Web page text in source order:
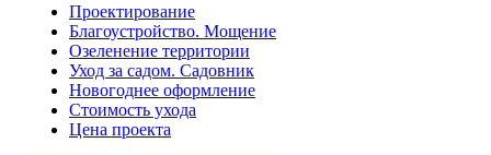
Проектирование
Благоустройство. Мощение
Озеленение территории
Уход за садом. Садовник
Новогоднее оформление
Стоимость ухода
Цена проекта